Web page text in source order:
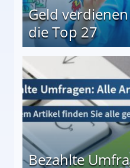
Geld
die Top 27
Bezahlte